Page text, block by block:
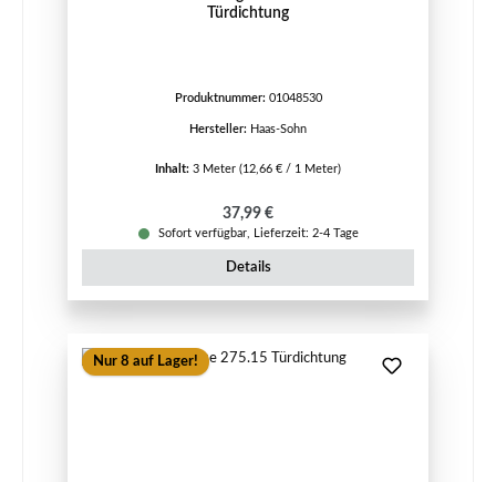
Türdichtung
Produktnummer: 01048530
Hersteller: Haas-Sohn
Inhalt: 3 Meter (12,66 € / 1 Meter)
Regulärer Preis:
37,99 €
Sofort verfügbar, Lieferzeit: 2-4 Tage
Details
Nur 8 auf Lager!